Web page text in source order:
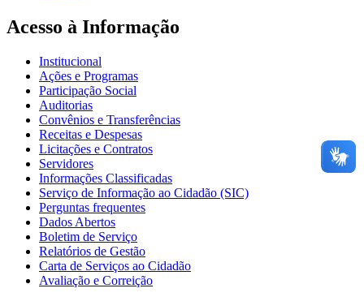
Acesso à Informação
Institucional
Ações e Programas
Participação Social
Auditorias
Convênios e Transferências
Receitas e Despesas
Licitações e Contratos
Servidores
Informações Classificadas
Serviço de Informação ao Cidadão (SIC)
Perguntas frequentes
Dados Abertos
Boletim de Serviço
Relatórios de Gestão
Carta de Serviços ao Cidadão
Avaliação e Correição